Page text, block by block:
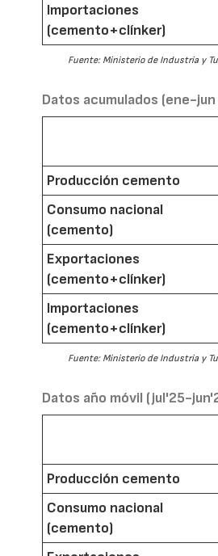
Importaciones
(cemento+clínker)
Fuente: Ministerio de Industria y
Datos acumulados (ene-
Producción cemento
Consumo nacional
(cemento)
Exportaciones
(cemento+clínker)
Importaciones
(cemento+clínker)
Fuente: Ministerio de Industria y
Datos año móvil (jul'25-
Producción cemento
Consumo nacional
(cemento)